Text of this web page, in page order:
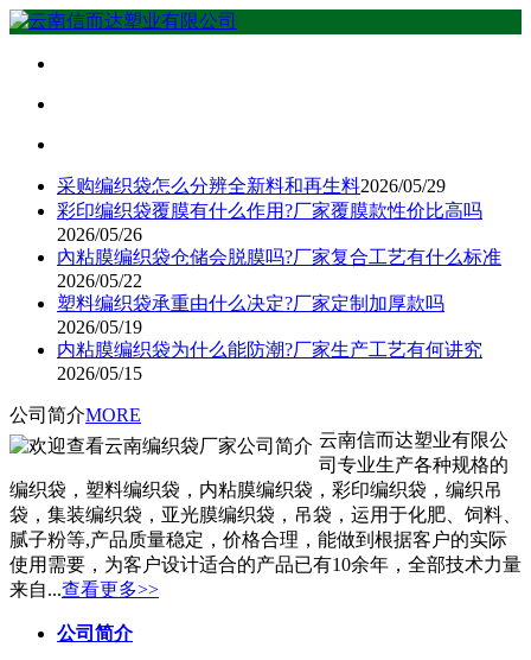
采购编织袋怎么分辨全新料和再生料2026/05/29
彩印编织袋覆膜有什么作用?厂家覆膜款性价比高吗
2026/05/26
內粘膜编织袋仓储会脱膜吗?厂家复合工艺有什么标准
2026/05/22
塑料编织袋承重由什么决定?厂家定制加厚款吗
2026/05/19
内粘膜编织袋为什么能防潮?厂家生产工艺有何讲究
2026/05/15
公司简介MORE
云南信而达塑业有限公
司专业生产各种规格的
编织袋，塑料编织袋，内粘膜编织袋，彩印编织袋，编织吊
袋，集装编织袋，亚光膜编织袋，吊袋，运用于化肥、饲料、
腻子粉等,产品质量稳定，价格合理，能做到根据客户的实际
使用需要，为客户设计适合的产品已有10余年，全部技术力量
来自...查看更多>>
公司简介